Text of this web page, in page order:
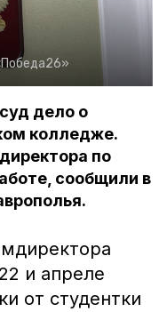
дело о
колледже.
по
сообщили в
и апреле
от студентки